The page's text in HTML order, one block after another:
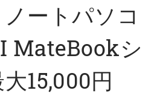
ートパソコ
MateBookシ
15,000円